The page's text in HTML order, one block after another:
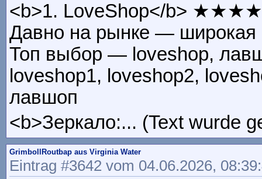
<b>1. LoveShop</b>
Давно на рынке — широкая
Топ выбор — loveshop,
loveshop1, loveshop2,
лавшоп
<b>Зеркало:... (Text wurde
GrimbollRoutbap aus Virginia Water
Eintrag #3642 vom 04.06.2026,